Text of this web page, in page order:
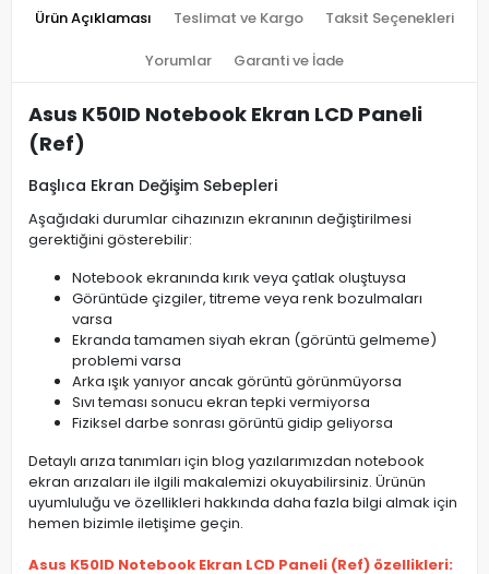
Ürün Açıklaması Teslimat ve Kargo Taksit Seçenekleri
Yorumlar Garanti ve İade
Asus K50ID Notebook Ekran LCD Paneli
(Ref)
Başlıca Ekran Değişim Sebepleri
Aşağıdaki durumlar cihazınızın ekranının değiştirilmesi
gerektiğini gösterebilir:
Notebook ekranında kırık veya çatlak oluştuysa
Görüntüde çizgiler, titreme veya renk bozulmaları
varsa
Ekranda tamamen siyah ekran (görüntü gelmeme)
problemi varsa
Arka ışık yanıyor ancak görüntü görünmüyorsa
Sıvı teması sonucu ekran tepki vermiyorsa
Fiziksel darbe sonrası görüntü gidip geliyorsa
Detaylı arıza tanımları için blog yazılarımızdan notebook
ekran arızaları ile ilgili makalemizi okuyabilirsiniz. Ürünün
uyumluluğu ve özellikleri hakkında daha fazla bilgi almak için
hemen bizimle iletişime geçin.
Asus K50ID Notebook Ekran LCD Paneli (Ref) özellikleri: